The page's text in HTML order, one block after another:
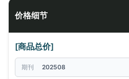
价格细节
[商品总价]
期刊 202508